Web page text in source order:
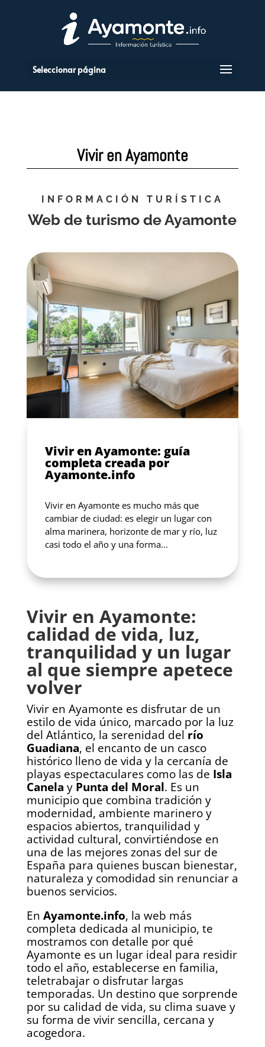
Seleccionar página
Vivir en Ayamonte
INFORMACIÓN TURÍSTICA
Web de turismo de Ayamonte
Vivir en Ayamonte: guía
completa creada por
Ayamonte.info
Vivir en Ayamonte es mucho más que
cambiar de ciudad: es elegir un lugar con
alma marinera, horizonte de mar y río, luz
casi todo el año y una forma...
Vivir en Ayamonte:
calidad de vida, luz,
tranquilidad y un lugar
al que siempre apetece
volver
Vivir en Ayamonte es disfrutar de un
estilo de vida único, marcado por la luz
del Atlántico, la serenidad del río
Guadiana, el encanto de un casco
histórico lleno de vida y la cercanía de
playas espectaculares como las de Isla
Canela y Punta del Moral. Es un
municipio que combina tradición y
modernidad, ambiente marinero y
espacios abiertos, tranquilidad y
actividad cultural, convirtiéndose en
una de las mejores zonas del sur de
España para quienes buscan bienestar,
naturaleza y comodidad sin renunciar a
buenos servicios.
En Ayamonte.info, la web más
completa dedicada al municipio, te
mostramos con detalle por qué
Ayamonte es un lugar ideal para residir
todo el año, establecerse en familia,
teletrabajar o disfrutar largas
temporadas. Un destino que sorprende
por su calidad de vida, su clima suave y
su forma de vivir sencilla, cercana y
acogedora.